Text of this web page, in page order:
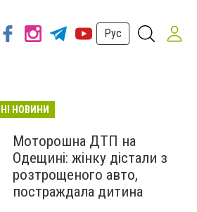
Рус
НОВИНИ
Моторошна ДТП на
Одещині: жінку дістали з
розтрощеного авто,
постраждала дитина